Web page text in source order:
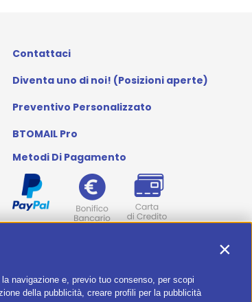
navigazione e, previo tuo consenso, per scopi
della pubblicità, creare profili per la pubblicità
Contattaci
Diventa uno di noi! (Posizioni aperte)
Preventivo Personalizzato
BTOMAIL Pro
Metodi Di Pagamento